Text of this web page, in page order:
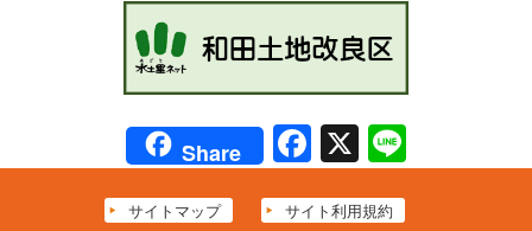
Share Facebook
X
サイトマップ サイト利用規約